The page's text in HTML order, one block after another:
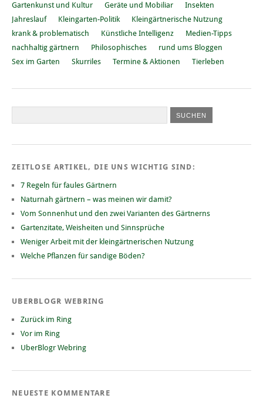
Gartenkunst und Kultur
Geräte und Mobiliar
Insekten
Jahreslauf
Kleingarten-Politik
Kleingärtnerische Nutzung
krank & problematisch
Künstliche Intelligenz
Medien-Tipps
nachhaltig gärtnern
Philosophisches
rund ums Bloggen
Sex im Garten
Skurriles Termine & Aktionen Tierleben
ZEITLOSE ARTIKEL, DIE UNS WICHTIG SIND:
7 Regeln für faules Gärtnern
Naturnah gärtnern – was meinen wir damit?
Vom Sonnenhut und den zwei Varianten des Gärtnerns
Gartenzitate, Weisheiten und Sinnsprüche
Weniger Arbeit mit der kleingärtnerischen Nutzung
Welche Pflanzen für sandige Böden?
UBERBLOGR WEBRING
Zurück im Ring
Vor im Ring
UberBlogr Webring
NEUESTE KOMMENTARE